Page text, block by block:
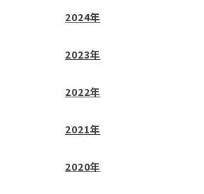
2024年
2023年
2022年
2021年
2020年